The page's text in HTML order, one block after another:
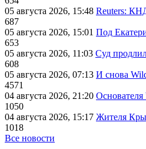
05 августа 2026, 15:48 Reuters:
687
05 августа 2026, 15:01 Под
653
05 августа 2026, 11:03 Суд
608
05 августа 2026, 07:13 И снова
4571
04 августа 2026, 21:20
1050
04 августа 2026, 15:17 Жителя
1018
Все новости